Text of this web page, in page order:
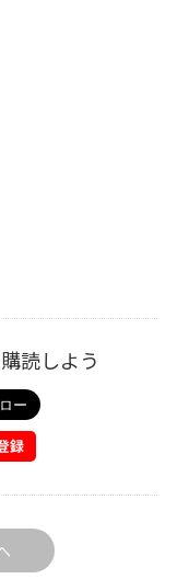
読しよう